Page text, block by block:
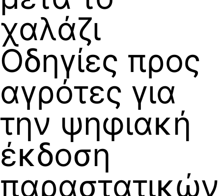
χαλάζι
Οδηγίες προς
αγρότες για
την ψηφιακή
έκδοση
παραστατικών